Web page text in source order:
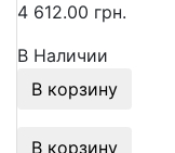
4 612.00 грн.
В Наличии
В корзину
В корзину